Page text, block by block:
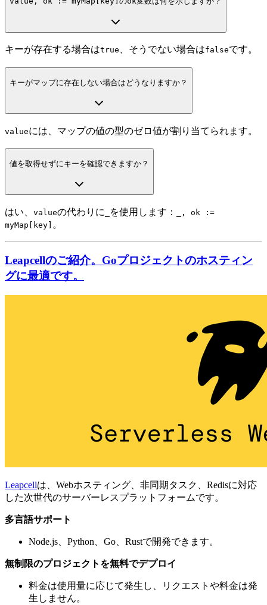
キーが存在する場合はtrue 、そうでない場合はfalseです。
キーがマップに存在しない場合はどうなりますか？
valueには、マップの値の型のゼロ値が割り当てられます。
値を取得せずにキーを確認できますか？
はい、 valueの代わりに を使用します：
_, ok :=
myMap[key] 。
Leapcellのご紹介。Goプロジェクトのホスティン
グに最適です。
Leapcellは、Webホスティング、非同期タスク、Redisに対応
した次世代のサーバーレスプラットフォームです。
多言語サポート
Node.js、Python、Go、Rustで開発できます。
無制限のプロジェクトを無料でデプロイ
料金は使用量に応じて発生し、リクエストや料金は発
生しません。